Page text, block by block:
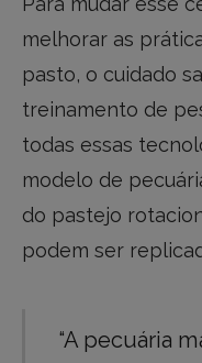
melhorar as
pasto, o cuidado
treinamento de
todas essas
modelo de
do pastejo
podem ser
“A pecuária